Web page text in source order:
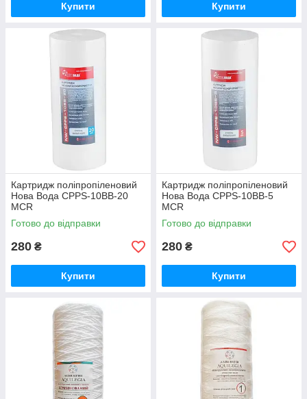
Купити Купити
Картридж поліпропіленовий
Нова Вода CPPS-10BB-20
MCR
Готово до відправки
280 ₴
Купити
Картридж поліпропіленовий
Нова Вода СPPS-10BB-5
MCR
Готово до відправки
280 ₴
Купити